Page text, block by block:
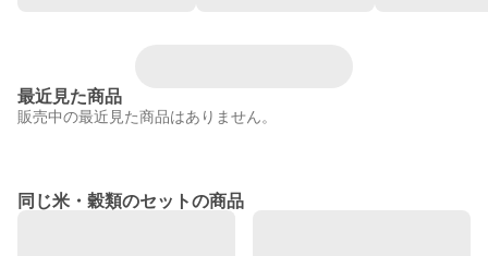
最近見た商品
販売中の最近見た商品はありません。
同じ米・穀類のセットの商品